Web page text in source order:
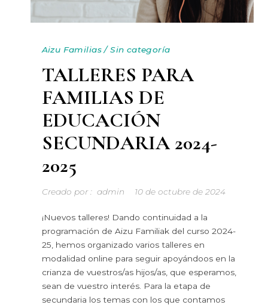
Aizu Familias/Sin categoría
TALLERES PARA
FAMILIAS DE
EDUCACIÓN
SECUNDARIA 2024-
2025
Creado por : admin 10 de octubre de 2024
¡Nuevos talleres! Dando continuidad a la
programación de Aizu Familiak del curso 2024-
25, hemos organizado varios talleres en
modalidad online para seguir apoyándoos en la
crianza de vuestros/as hijos/as, que esperamos,
sean de vuestro interés. Para la etapa de
secundaria los temas con los que contamos